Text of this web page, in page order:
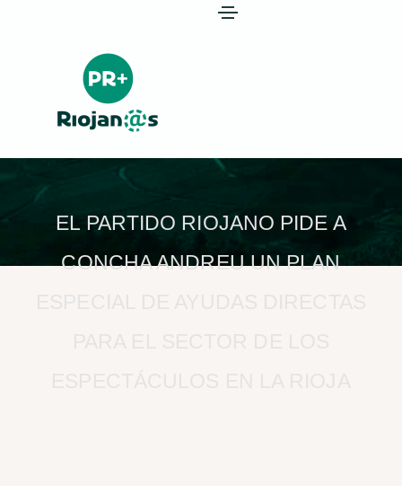
EL PARTIDO RIOJANO PIDE A
CONCHA ANDREU UN PLAN